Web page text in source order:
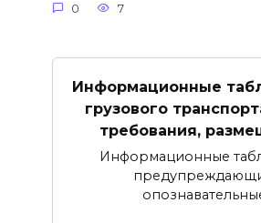
0 7
Информационные
грузового
требования,
Информационные